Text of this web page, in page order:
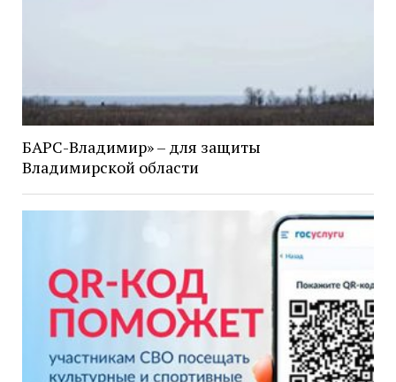
БАРС-Владимир» – для защиты
Владимирской области